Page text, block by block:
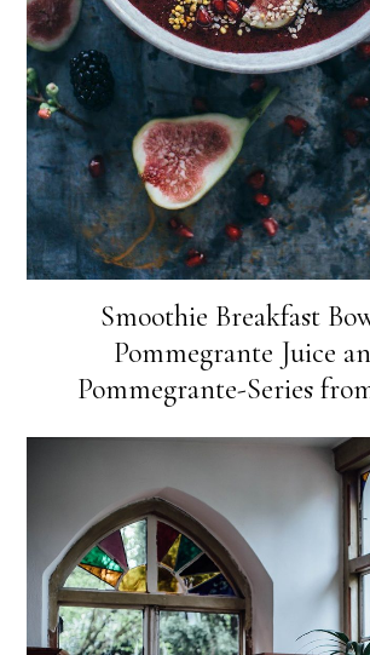
Smoothie Breakfast
Pommegrante Juice
Pommegrante-Series